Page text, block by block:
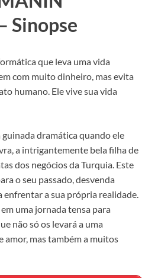
Sinopse
que leva uma vida
com muito dinheiro, mas evita
humano. Ele vive sua vida
guinada dramática quando ele
a intrigantemente bela filha de
dos negócios da Turquia. Este
o seu passado, desvenda
enfrentar a sua própria realidade.
uma jornada tensa para
não só os levará a uma
mas também a muitos